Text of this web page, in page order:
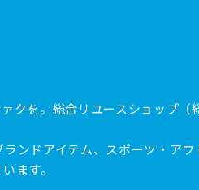
クを。総合リユースショップ
ンドアイテム、スポーツ・ア
ます。